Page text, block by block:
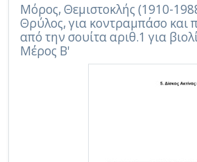
Μόρος, Θεμιστοκλής (1910-
Θρύλος, για κοντραμπάσο και
από την σουίτα αριθ.1 για
Μέρος Β'